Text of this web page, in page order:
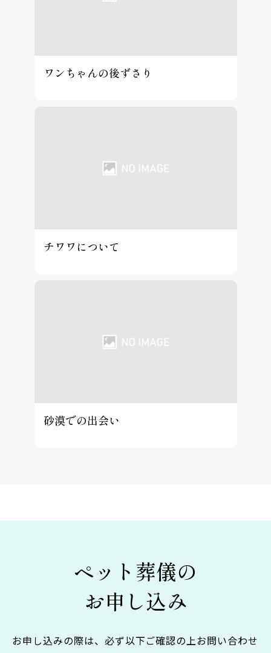
ワンちゃんの後ずさり
チワワについて
砂漠での出会い
ペット葬儀の
お申し込み
お申し込みの際は、必ず以下ご確認の上お問い合わせ